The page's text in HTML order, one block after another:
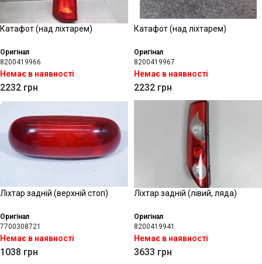
Катафот (над ліхтарем)
Оригінал
8200419966
Немає в наявності
2232 грн
Катафот (над ліхтарем)
Оригінал
8200419967
Немає в наявності
2232 грн
Ліхтар задній (верхній стоп)
Оригінал
7700308721
Немає в наявності
1038 грн
Ліхтар задній (лівий, ляда)
Оригінал
8200419941
Немає в наявності
3633 грн